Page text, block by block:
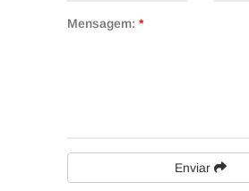
Mensagem: *
Enviar